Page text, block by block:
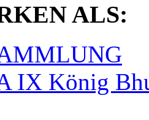
ALS:
IX König